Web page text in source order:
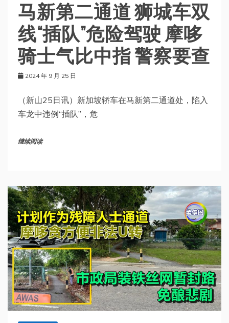
马新第二通道 狮城车双
线“插队”危险驾驶 摩哆
骑士气比中指 警察要查
2024 年 9 月 25 日
（新山25日讯）新加坡轿车在马新第二通道处，陷入
车龙中违例“插队”，危
继续阅读